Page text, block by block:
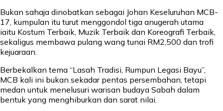
Bukan sahaja dinobatkan sebagai Johan Keseluruhan MCB-
17, kumpulan itu turut menggondol tiga anugerah utama
iaitu Kostum Terbaik, Muzik Terbaik dan Koreografi Terbaik,
sekaligus membawa pulang wang tunai RM2,500 dan trofi
kejuaraan.
Berbekalkan tema “Lasah Tradisi, Rumpun Legasi Bayu”,
MCB kali ini bukan sekadar pentas persembahan, tetapi
medan untuk menelusuri warisan budaya Sabah dalam
bentuk yang menghiburkan dan sarat nilai.